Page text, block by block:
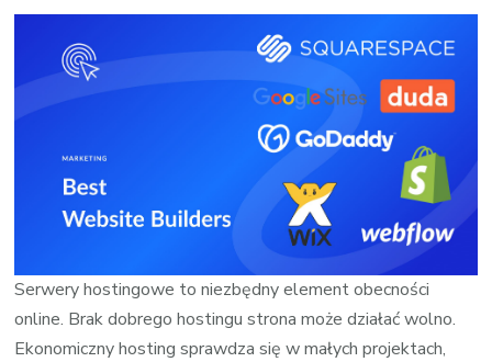
dla
stron
www
Serwery hostingowe to niezbędny element obecności
online. Brak dobrego hostingu strona może działać wolno.
Ekonomiczny hosting sprawdza się w małych projektach,